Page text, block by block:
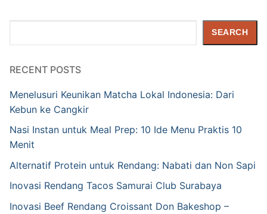
SEARCH
RECENT POSTS
Menelusuri Keunikan Matcha Lokal Indonesia: Dari
Kebun ke Cangkir
Nasi Instan untuk Meal Prep: 10 Ide Menu Praktis 10
Menit
Alternatif Protein untuk Rendang: Nabati dan Non Sapi
Inovasi Rendang Tacos Samurai Club Surabaya
Inovasi Beef Rendang Croissant Don Bakeshop –